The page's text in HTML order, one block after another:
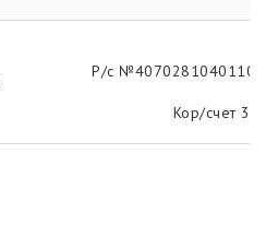
Р/с
Кор/счет